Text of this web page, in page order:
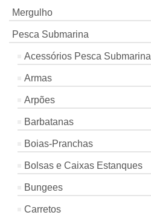
Mergulho
Pesca Submarina
Acessórios Pesca Submarina
Armas
Arpões
Barbatanas
Boias-Pranchas
Bolsas e Caixas Estanques
Bungees
Carretos